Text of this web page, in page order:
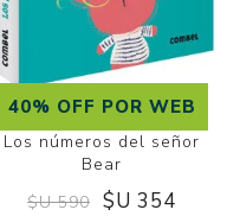
40% OFF POR WEB
Los números del señor
Bear
$U 590 $U 354